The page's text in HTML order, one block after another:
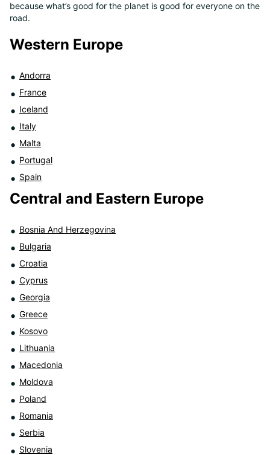
because what’s good for the planet is good for everyone on the
road.
Western Europe
Andorra
France
Iceland
Italy
Malta
Portugal
Spain
Central and Eastern Europe
Bosnia And Herzegovina
Bulgaria
Croatia
Cyprus
Georgia
Greece
Kosovo
Lithuania
Macedonia
Moldova
Poland
Romania
Serbia
Slovenia